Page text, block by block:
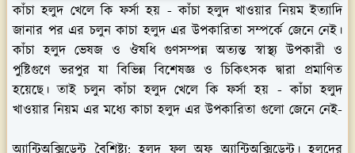
কাঁচা হলুদ খেলে কি ফর্সা হয় - কাঁচা হলুদ খাওয়ার নিয়ম ইত্যাদি
জানার পর এর চলুন কাচা হলুদ এর উপকারিতা সম্পর্কে জেনে নেই।
কাঁচা হলুদ ভেষজ ও ঔষধি গুণসম্পন্ন অত্যন্ত স্বাস্থ্য উপকারী ও
পুষ্টিগুণে ভরপুর যা বিভিন্ন বিশেষজ্ঞ ও চিকিৎসক দ্বারা প্রমাণিত
হয়েছে। তাই চলুন কাঁচা হলুদ খেলে কি ফর্সা হয় - কাঁচা হলুদ
খাওয়ার নিয়ম এর মধ্যে কাচা হলুদ এর উপকারিতা গুলো জেনে নেই-